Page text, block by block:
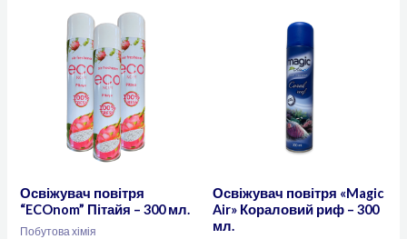
Освіжувач повітря
“ECOnom” Пітайя – 300 мл.
Побутова хімія
Освіжувач повітря «Magic
Air» Кораловий риф – 300
мл.